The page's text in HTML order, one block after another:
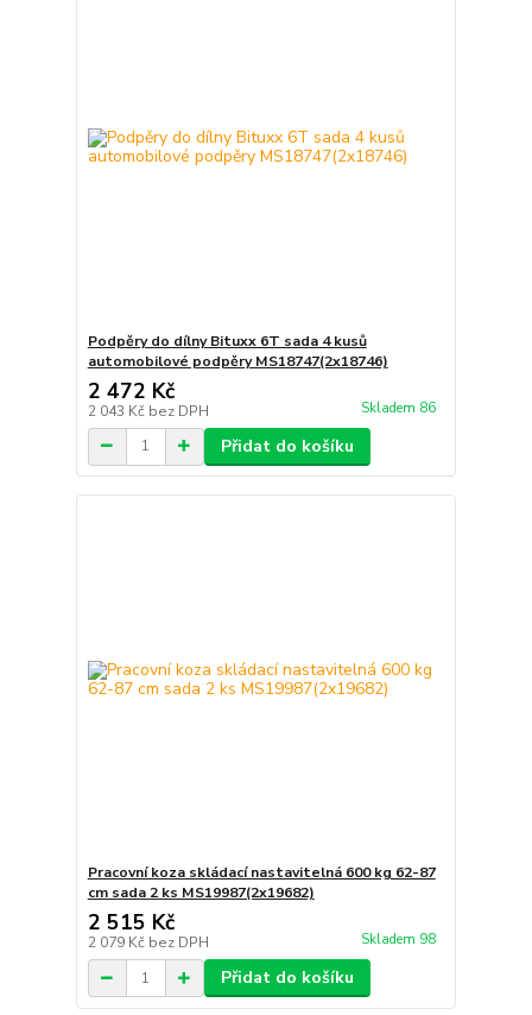
Podpěry do dílny Bituxx 6T sada 4 kusů
automobilové podpěry MS18747(2x18746)
2 472 Kč
2 043 Kč bez DPH Skladem 86
Přidat do košíku
Pracovní koza skládací nastavitelná 600 kg 62-87
cm sada 2 ks MS19987(2x19682)
2 515 Kč
2 079 Kč bez DPH Skladem 98
Přidat do košíku